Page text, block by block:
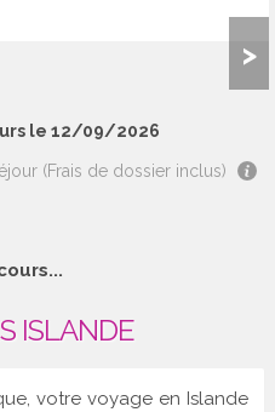
>
le 12/09/2026
(Frais de dossier inclus)
ISLANDE
votre voyage en Islande